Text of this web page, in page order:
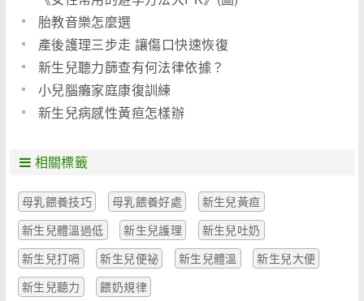
胎教音樂怎麼選
產後護理三步走 讓傷口快速恢復
新生兒聽力篩查有何法律依據？
小兒腦癱家庭康復訓練
新生兒病感性黃疸怎樣辦
相關標籤
母乳餵養技巧 母乳餵養好處
新生兒黃疸
新生兒體溫過低
新生兒護理
新生兒吐奶
新生兒打嗝
新生兒便祕 新生兒體溫
新生兒大便
新生兒聽力
餵奶規律